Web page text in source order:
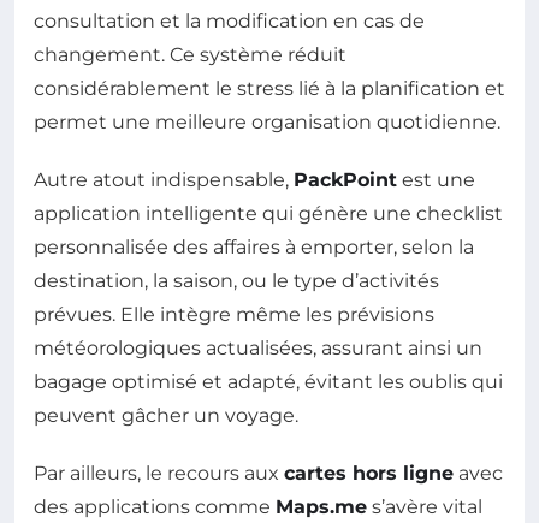
consultation et la modification en cas de
changement. Ce système réduit
considérablement le stress lié à la planification et
permet une meilleure organisation quotidienne.
Autre atout indispensable, PackPoint est une
application intelligente qui génère une checklist
personnalisée des affaires à emporter, selon la
destination, la saison, ou le type d’activités
prévues. Elle intègre même les prévisions
météorologiques actualisées, assurant ainsi un
bagage optimisé et adapté, évitant les oublis qui
peuvent gâcher un voyage.
Par ailleurs, le recours aux cartes hors ligne avec
des applications comme Maps.me s’avère vital